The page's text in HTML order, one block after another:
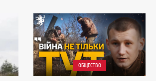
ОБЩЕСТВО
ПЯТНИЦА